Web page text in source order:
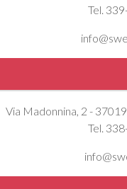
Tel.
Via Madonnina, 2 -
Tel.